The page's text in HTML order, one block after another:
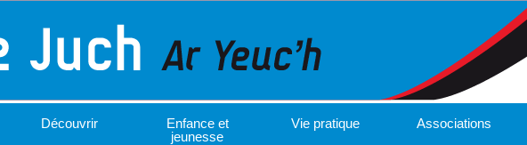
Découvrir
Enfance et
jeunesse
Vie pratique Associations